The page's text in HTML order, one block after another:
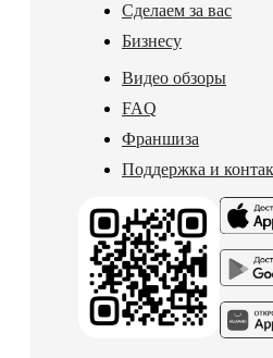
Сделаем за вас
Бизнесу
Видео обзоры
FAQ
Франшиза
Поддержка и